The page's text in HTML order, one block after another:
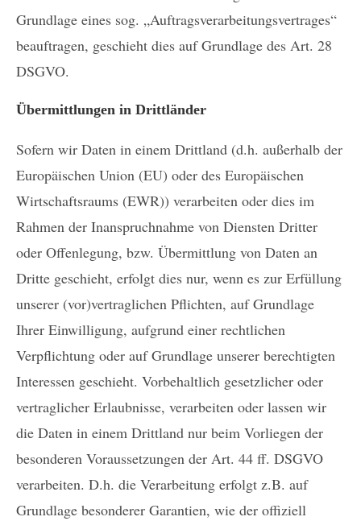
Grundlage eines sog. „Auftragsverarbeitungsvertrages“
beauftragen, geschieht dies auf Grundlage des Art. 28
DSGVO.
Übermittlungen in Drittländer
Sofern wir Daten in einem Drittland (d.h. außerhalb der
Europäischen Union (EU) oder des Europäischen
Wirtschaftsraums (EWR)) verarbeiten oder dies im
Rahmen der Inanspruchnahme von Diensten Dritter
oder Offenlegung, bzw. Übermittlung von Daten an
Dritte geschieht, erfolgt dies nur, wenn es zur Erfüllung
unserer (vor)vertraglichen Pflichten, auf Grundlage
Ihrer Einwilligung, aufgrund einer rechtlichen
Verpflichtung oder auf Grundlage unserer berechtigten
Interessen geschieht. Vorbehaltlich gesetzlicher oder
vertraglicher Erlaubnisse, verarbeiten oder lassen wir
die Daten in einem Drittland nur beim Vorliegen der
besonderen Voraussetzungen der Art. 44 ff. DSGVO
verarbeiten. D.h. die Verarbeitung erfolgt z.B. auf
Grundlage besonderer Garantien, wie der offiziell